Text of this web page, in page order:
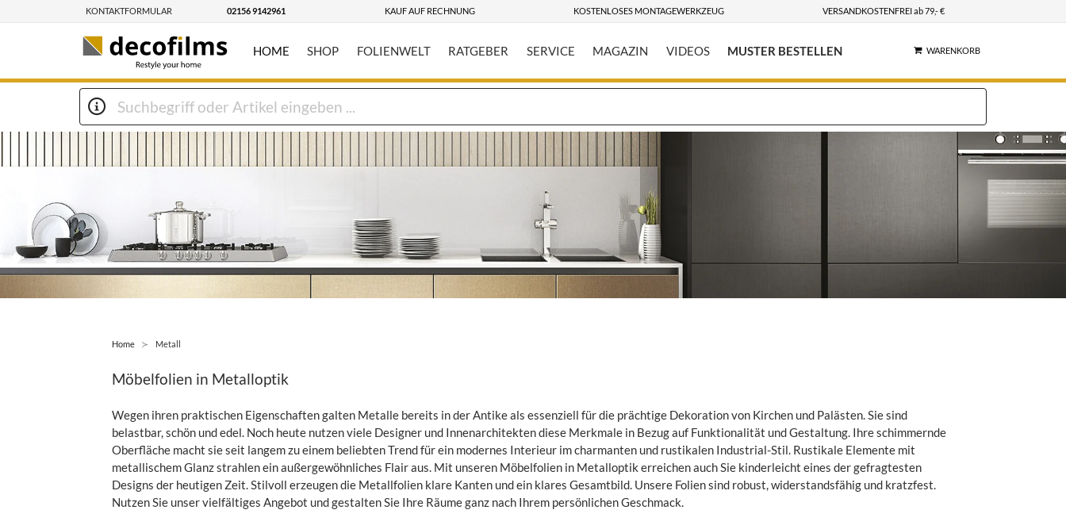
KONTAKTFORMULAR 02156 9142961 KAUF AUF RECHNUNG KOSTENLOSES MONTAGEWERKZEUG VERSANDKOSTENFREI ab 79,- €
HOME SHOP FOLIENWELT RATGEBER SERVICE MAGAZIN VIDEOS MUSTER BESTELLEN WARENKORB
Home Metall
Möbelfolien in Metalloptik
Wegen ihren praktischen Eigenschaften galten Metalle bereits in der Antike als essenziell für die prächtige Dekoration von Kirchen und Palästen. Sie sind
belastbar, schön und edel. Noch heute nutzen viele Designer und Innenarchitekten diese Merkmale in Bezug auf Funktionalität und Gestaltung. Ihre schimmernde
Oberfläche macht sie seit langem zu einem beliebten Trend für ein modernes Interieur im charmanten und rustikalen Industrial-Stil. Rustikale Elemente mit
metallischem Glanz strahlen ein außergewöhnliches Flair aus. Mit unseren Möbelfolien in Metalloptik erreichen auch Sie kinderleicht eines der gefragtesten
Designs der heutigen Zeit. Stilvoll erzeugen die Metallfolien klare Kanten und ein klares Gesamtbild. Unsere Folien sind robust, widerstandsfähig und kratzfest.
Nutzen Sie unser vielfältiges Angebot und gestalten Sie Ihre Räume ganz nach Ihrem persönlichen Geschmack.